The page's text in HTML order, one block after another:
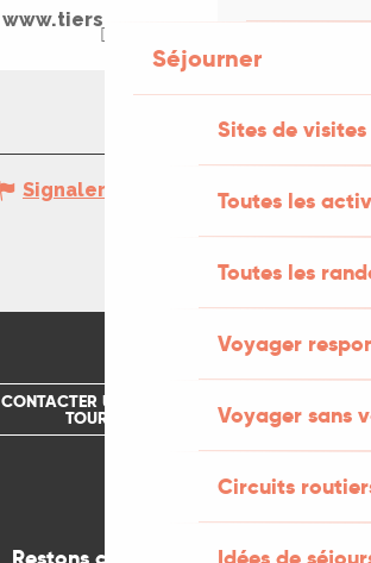
Séjourner
Sites de visites
Toutes les
Toutes les
Voyager
Voyager sans
Circuits
www.tierslieusavy.fr
Signaler une erreur
CONTACTER UN OFFICE DE
TOURISME